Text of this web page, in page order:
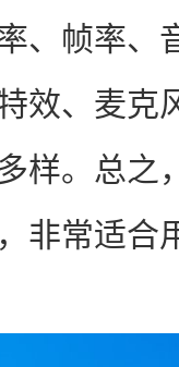
、帧率、
效、麦克
样。总之
非常适合